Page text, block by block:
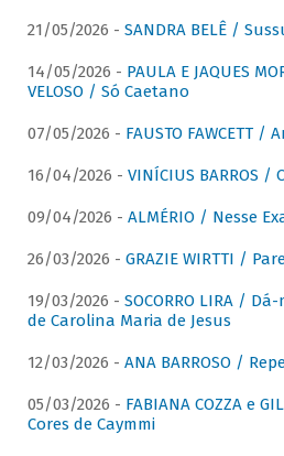
21/05/2026 - SANDRA BELÊ /
14/05/2026 - PAULA E JAQUES
VELOSO / Só Caetano
07/05/2026 - FAUSTO FAWCETT /
16/04/2026 - VINÍCIUS BARROS /
09/04/2026 - ALMÉRIO / Nesse
26/03/2026 - GRAZIE WIRTTI /
19/03/2026 - SOCORRO LIRA /
de Carolina Maria de Jesus
12/03/2026 - ANA BARROSO /
05/03/2026 - FABIANA COZZA e
Cores de Caymmi